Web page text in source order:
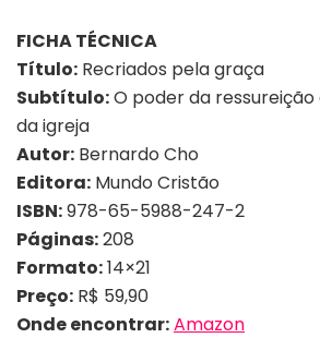
FICHA TÉCNICA
Título: Recriados pela graça
Subtítulo:O poder da
da igreja
Autor: Bernardo Cho
Editora: Mundo Cristão
ISBN:978-65-5988-247-2
Páginas:208
Formato:14×21
Preço: R$ 59,90
Onde encontrar:Amazon